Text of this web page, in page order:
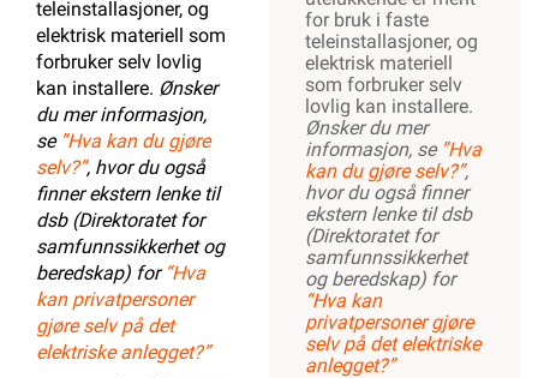
teleinstallasjoner, og
elektrisk materiell som
forbruker selv lovlig
kan installere. Ønsker
du mer informasjon,
se ”Hva kan du gjøre
selv?”, hvor du også
finner ekstern lenke til
dsb (Direktoratet for
samfunnssikkerhet og
beredskap) for “Hva
kan privatpersoner
gjøre selv på det
elektriske anlegget?”
for bruk i faste
teleinstallasjoner, og
elektrisk materiell
som forbruker selv
lovlig kan installere.
Ønsker du mer
informasjon, se ”Hva
kan du gjøre selv?”,
hvor du også finner
ekstern lenke til dsb
(Direktoratet for
samfunnssikkerhet
og beredskap) for
“Hva kan
privatpersoner gjøre
selv på det elektriske
anlegget?”